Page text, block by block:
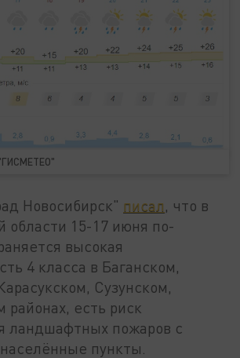
Новосибирск" писал , что в
области 15-17 июня по-
высокая
4 класса в Баганском,
Сузунском,
районах, есть риск
ландшафтных пожаров с
пункты.